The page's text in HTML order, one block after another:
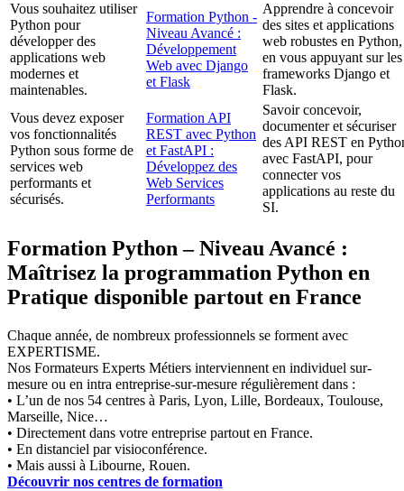
Vous souhaitez utiliser
Python pour
développer des
applications web
modernes et
maintenables.
Formation Python -
Niveau Avancé :
Développement
Web avec Django
et Flask
Apprendre à concevoir
des sites et applications
web robustes en Python,
en vous appuyant sur les
frameworks Django et
Flask.
Vous devez exposer
vos fonctionnalités
Python sous forme de
services web
performants et
sécurisés.
Formation API
REST avec Python
et FastAPI :
Développez des
Web Services
Performants
Savoir concevoir,
documenter et sécuriser
des API REST en
avec FastAPI, pour
connecter vos
applications au reste du
SI.
Formation Python – Niveau Avancé :
Maîtrisez la programmation Python en
Pratique disponible partout en France
Chaque année, de nombreux professionnels se forment avec
EXPERTISME.
Nos Formateurs Experts Métiers interviennent en individuel sur-
mesure ou en intra entreprise-sur-mesure régulièrement dans :
• L’un de nos 54 centres à Paris, Lyon, Lille, Bordeaux, Toulouse,
Marseille, Nice…
• Directement dans votre entreprise partout en France.
• En distanciel par visioconférence.
• Mais aussi à Libourne, Rouen.
Découvrir nos centres de formation